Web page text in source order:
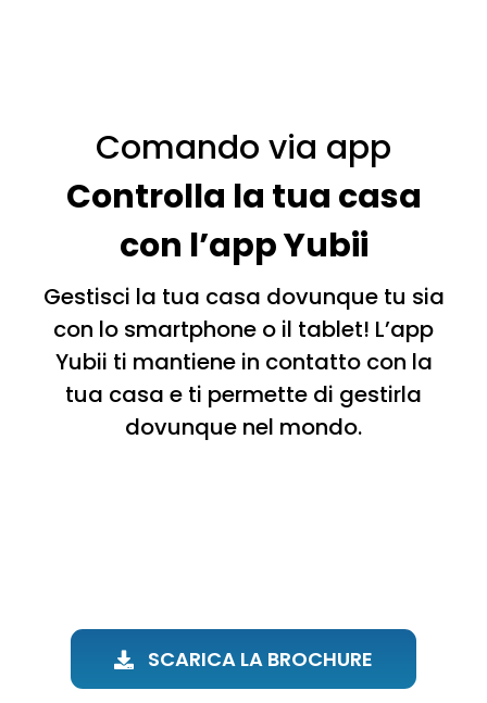
Comando via app
Controlla la tua casa
con l’app Yubii
Gestisci la tua casa dovunque tu sia
con lo smartphone o il tablet! L’app
Yubii ti mantiene in contatto con la
tua casa e ti permette di gestirla
dovunque nel mondo.
SCARICA LA BROCHURE